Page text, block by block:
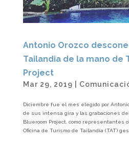
Antonio Orozco
Tailandia de la mano de
Project
Mar 29, 2019
Diciembre fue el mes elegido por
de sus intensa gira y las grabaciones
Blueroom Project, como representantes
Oficina de Turismo de Tailandia (TAT)